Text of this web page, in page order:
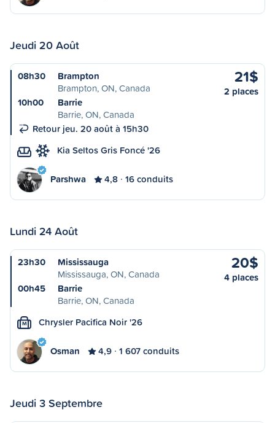
Jeudi 20 Août
08h30
Brampton
Brampton, ON, Canada
10h00
Barrie
Barrie, ON, Canada
Retour jeu. 20 août à 15h30
21$
2 places
Kia Seltos Gris Foncé '26
Parshwa 4,8 16 conduits
Lundi 24 Août
23h30
Mississauga
Mississauga, ON, Canada
00h45
Barrie
Barrie, ON, Canada
20$
4 places
M Chrysler Pacifica Noir '26
Osman 4,9 1 607 conduits
Jeudi 3 Septembre